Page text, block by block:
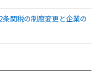
関税の制度変更と企業の